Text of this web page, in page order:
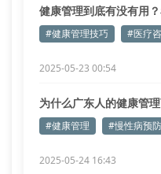
健康管理到底有没有用
#健康管理技巧 #医疗
2025-05-23 00:54
为什么广东人的健康管
#健康管理 #慢性病预防
2025-05-24 16:43